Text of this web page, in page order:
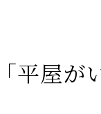
平屋が